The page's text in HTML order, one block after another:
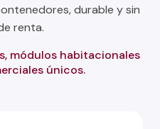
durable y sin
renta.
módulos habitacionales
únicos.